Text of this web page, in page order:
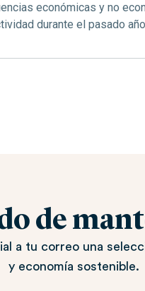
económicas y no
durante el pasado
de
a tu correo una
y economía sostenible.